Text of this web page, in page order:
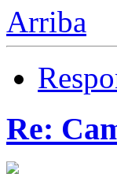
Arriba
Re: